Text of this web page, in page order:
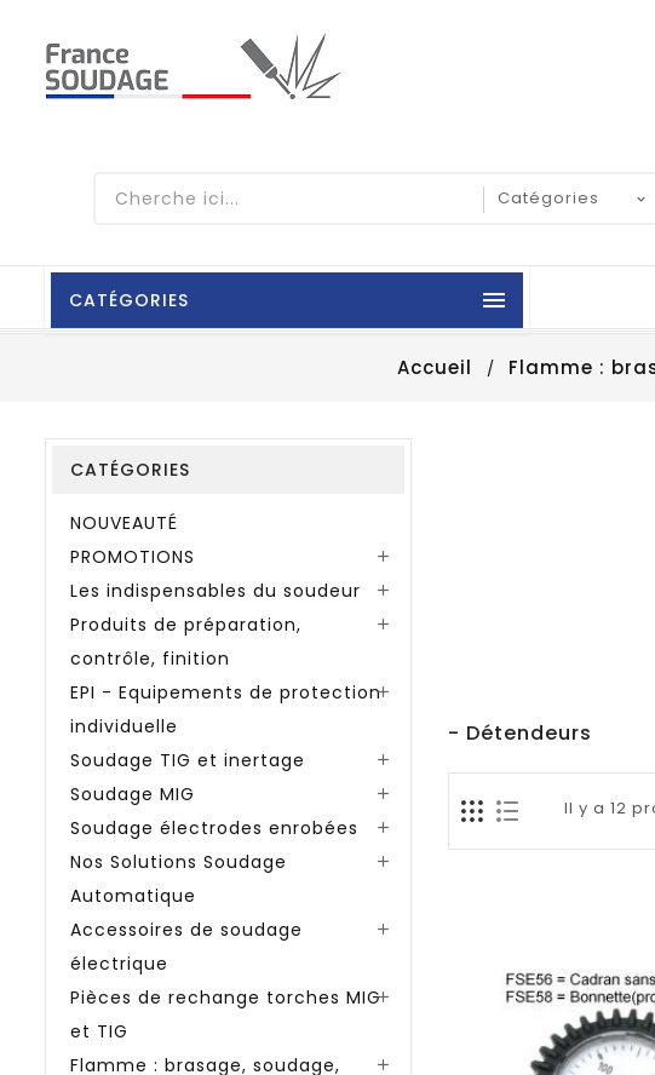
CATÉGORIES 
Accueil Flamme :
CATÉGORIES
NOUVEAUTÉ
PROMOTIONS

Les indispensables du soudeur 
Produits de préparation,
contrôle, finition

EPI - Equipements de protection
individuelle

Soudage TIG et inertage 
Soudage MIG 
Soudage électrodes enrobées 
Nos Solutions Soudage
Automatique

Accessoires de soudage
électrique

Pièces de rechange torches MIG
et TIG

Flamme : brasage, soudage,

- Détendeurs
Il y a 12